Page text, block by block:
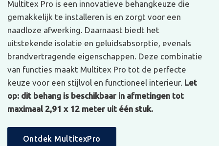
Multitex Pro is een innovatieve behangkeuze die
gemakkelijk te installeren is en zorgt voor een
naadloze afwerking. Daarnaast biedt het
uitstekende isolatie en geluidsabsorptie, evenals
brandvertragende eigenschappen. Deze combinatie
van functies maakt Multitex Pro tot de perfecte
keuze voor een stijlvol en functioneel interieur. Let
op: dit behang is beschikbaar in afmetingen tot
maximaal 2,91 x 12 meter uit één stuk.
Ontdek MultitexPro